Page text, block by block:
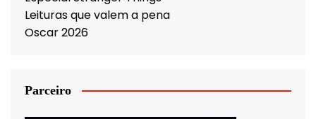
Leituras que valem a pena
Oscar 2026
Parceiro